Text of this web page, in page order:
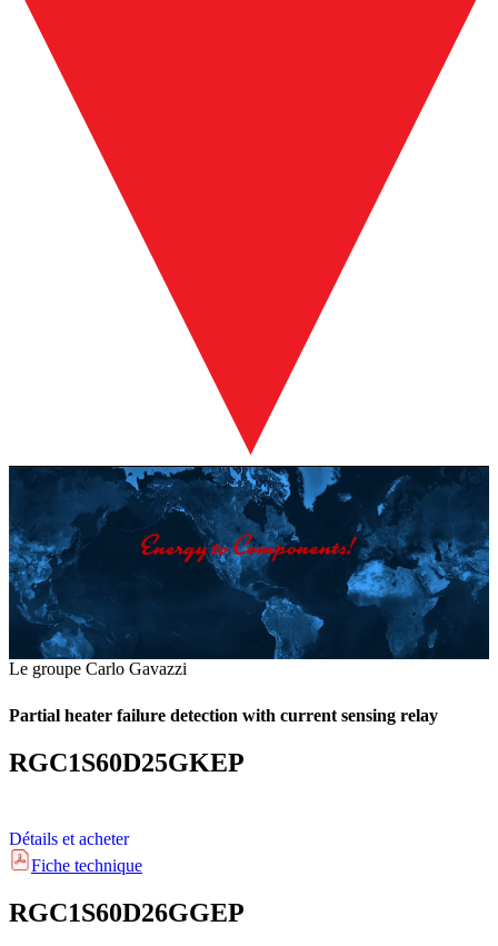
Le groupe Carlo Gavazzi
Partial heater failure detection with current sensing relay
RGC1S60D25GKEP
Détails et acheter
Fiche technique
RGC1S60D26GGEP